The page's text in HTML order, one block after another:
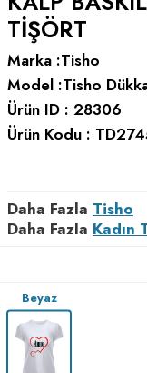
TIŞÖRT
Marka :Tisho
Model :Tisho
Ürün ID : 28306
Ürün Kodu :
Daha Fazla Tisho
Daha Fazla Kadın
Beyaz